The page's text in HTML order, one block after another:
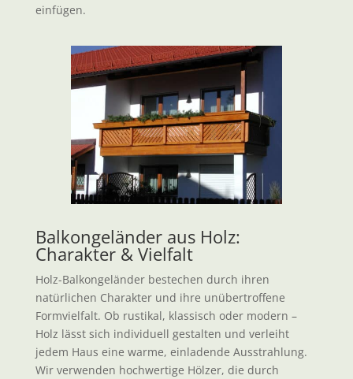
einfügen.
Balkongeländer aus Holz:
Charakter & Vielfalt
Holz-Balkongeländer bestechen durch ihren
natürlichen Charakter und ihre unübertroffene
Formvielfalt. Ob rustikal, klassisch oder modern –
Holz lässt sich individuell gestalten und verleiht
jedem Haus eine warme, einladende Ausstrahlung.
Wir verwenden hochwertige Hölzer, die durch